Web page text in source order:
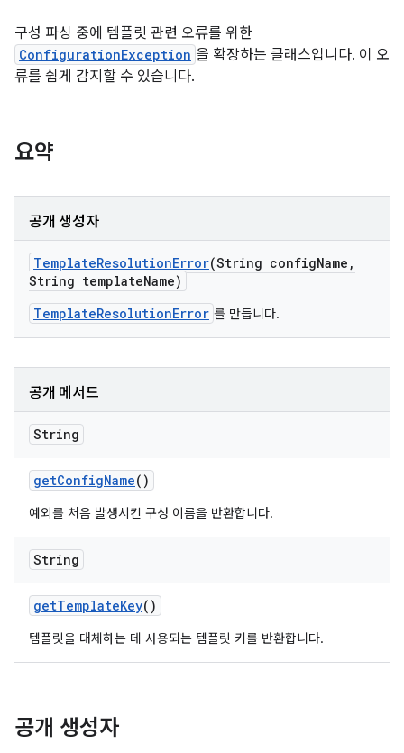
구성 파싱 중에 템플릿 관련 오류를 위한
ConfigurationException 을 확장하는 클래스입니다. 이 오
류를 쉽게 감지할 수 있습니다.
요약
공개 생성자
TemplateResolutionError(String configName ,
String templateName)
TemplateResolutionError 를 만듭니다.
공개 메서드
String
getConfigName()
예외를 처음 발생시킨 구성 이름을 반환합니다.
String
getTemplateKey()
템플릿을 대체하는 데 사용되는 템플릿 키를 반환합니다.
공개 생성자